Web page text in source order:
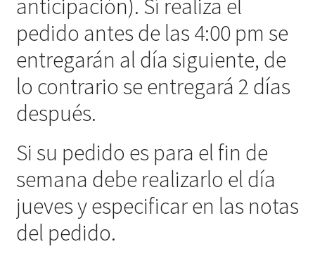
anticipación). Sí realiza el
pedido antes de las 4:00 pm se
entregarán al día siguiente, de
lo contrario se entregará 2 días
después.
Si su pedido es para el fin de
semana debe realizarlo el día
jueves y especificar en las notas
del pedido.